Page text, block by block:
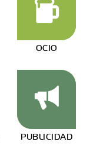
OCIO
PUBLICIDAD